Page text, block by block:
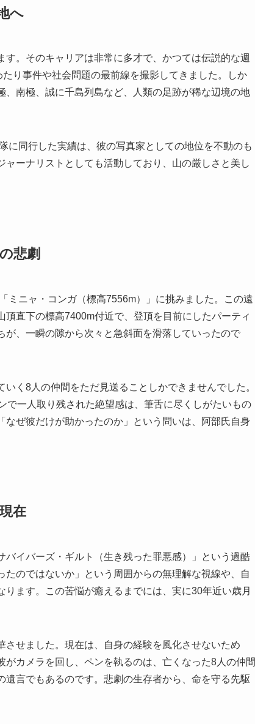
へ
。そのキャリアは非常に多才で、かつては伝説的な週
り事件や社会問題の最前線を撮影してきました。しか
南極、誠に千島列島など、人類の足跡が稀な辺境の地
に同行した実績は、彼の写真家としての地位を不動のも
ーナリストとしても活動しており、山の厳しさと美し
悲劇
ミニャ・コンガ（標高7556m）」に挑みました。この遠
直下の標高7400m付近で、登頂を目前にしたパーティ
、一瞬の隙から次々と急斜面を滑落していったので
く8人の仲間をただ見送ることしかできませんでした。
で一人取り残された絶望感は、筆舌に尽くしがたいもの
ぜ彼だけが助かったのか」という問いは、阿部氏自身
在
イバーズ・ギルト（生き残った罪悪感）」という過酷
のではないか」という周囲からの無理解な視線や、自
ます。この苦悩が癒えるまでには、実に30年近い歳月
せました。現在は、自身の経験を風化させないため
カメラを回し、ペンを執るのは、亡くなった8人の仲間
言でもあるのです。悲劇の生存者から、命を守る先駆